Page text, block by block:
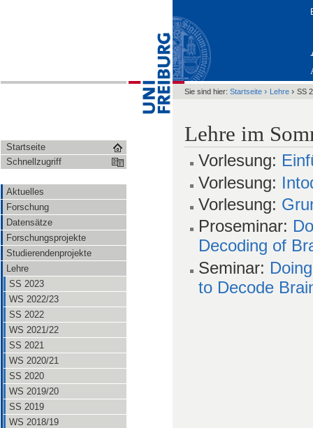
Startseite
Schnellzugriff
Aktuelles
Forschung
Datensätze
Forschungsprojekte
Studierendenprojekte
Lehre
SS 2023
WS 2022/23
SS 2022
WS 2021/22
SS 2021
WS 2020/21
SS 2020
WS 2019/20
SS 2019
WS 2018/19
Sie sind hier: Startseite › Lehre › SS
Lehre im
Vorlesung:
Vorlesung:
Vorlesung:
Proseminar:
Decoding of
Seminar:
to Decode